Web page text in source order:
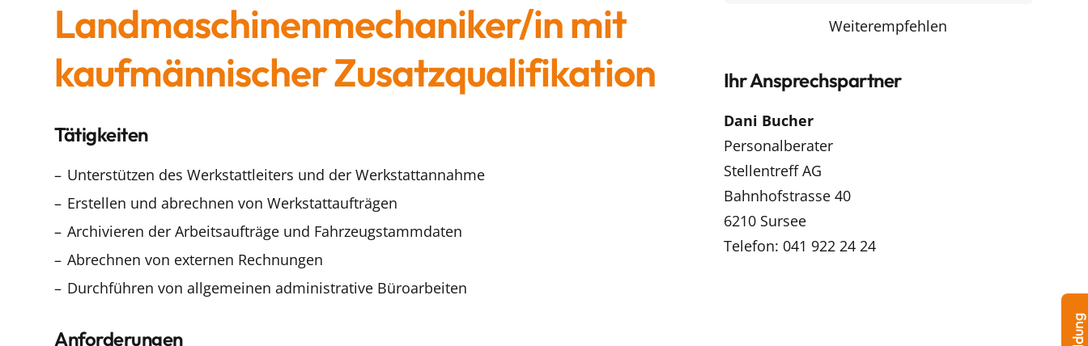
Landmaschinenmechaniker/in mit
kaufmännischer Zusatzqualifikation
Tätigkeiten
Unterstützen des Werkstattleiters und der Werkstattannahme
Erstellen und abrechnen von Werkstattaufträgen
Archivieren der Arbeitsaufträge und Fahrzeugstammdaten
Abrechnen von externen Rechnungen
Durchführen von allgemeinen administrative Büroarbeiten
Anforderungen
Weiterempfehlen
Ihr Ansprechspartner
Dani Bucher
Personalberater
Stellentreff AG
Bahnhofstrasse 40
6210 Sursee
Telefon: 041 922 24 24